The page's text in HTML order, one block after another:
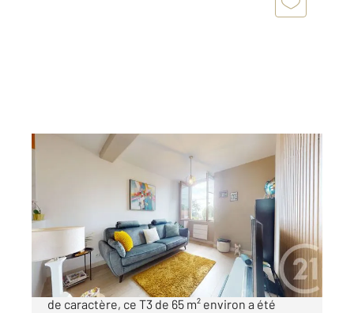
ANGLET 64
Appartement T3 à vendre
355 000 €
ANGLET, Au 1er étage d'une petite copropriété
de caractère, ce T3 de 65 m² environ a été